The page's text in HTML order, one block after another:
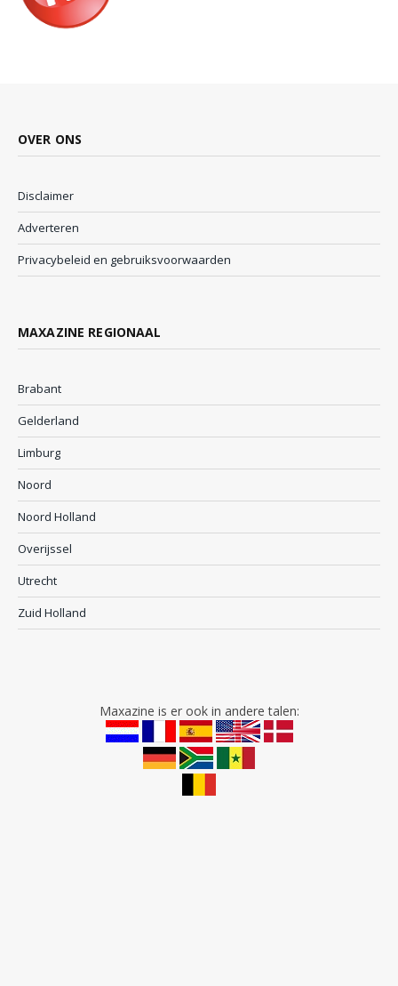
OVER ONS
Disclaimer
Adverteren
Privacybeleid en gebruiksvoorwaarden
MAXAZINE REGIONAAL
Brabant
Gelderland
Limburg
Noord
Noord Holland
Overijssel
Utrecht
Zuid Holland
Maxazine is er ook in andere talen: